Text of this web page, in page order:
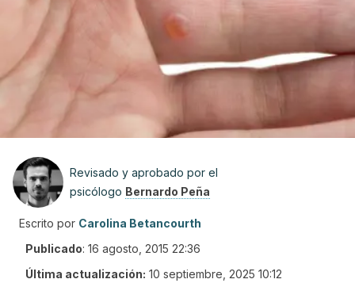
Revisado y aprobado por el
psicólogo Bernardo Peña
Escrito por Carolina Betancourth
Publicado: 16 agosto, 2015 22:36
Última actualización: 10 septiembre, 2025 10:12